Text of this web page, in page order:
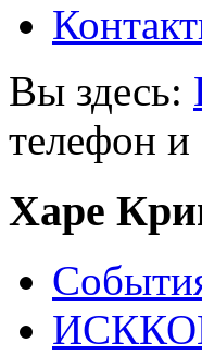
Вы здесь:
телефон и
Харе